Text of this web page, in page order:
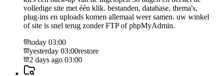
volledige site met één klik. bestanden, database, thema's,
plug-ins en uploads komen allemaal weer samen. uw winkel
of site is snel terug zonder FTP of phpMyAdmin.
today 03:00
yesterday 03:00restore
2 days ago 03:00